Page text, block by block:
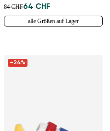
84 CHF64 CHF
alle Größen auf Lager
-24%